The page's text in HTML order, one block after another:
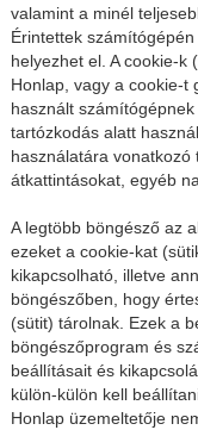
valamint a minél
Érintettek
helyezhet el. A cookie-k
Honlap, vagy a cookie-t
használt
tartózkodás alatt
használatára
átkattintásokat, egyéb
A legtöbb böngésző az
ezeket a cookie-kat
kikapcsolható, illetve
böngészőben, hogy
(sütit) tárolnak. Ezek a
böngészőprogram és
beállításait és
külön-külön kell
Honlap üzemeltetője